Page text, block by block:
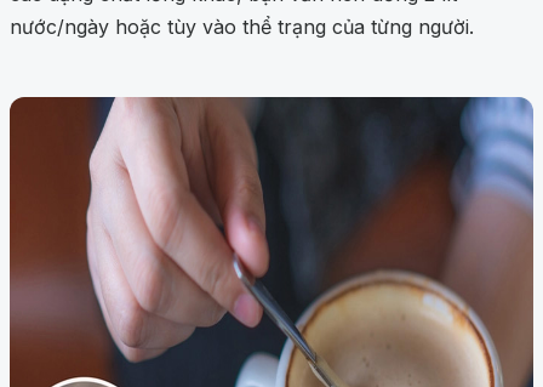
nước/ngày hoặc tùy vào thể trạng của từng người.